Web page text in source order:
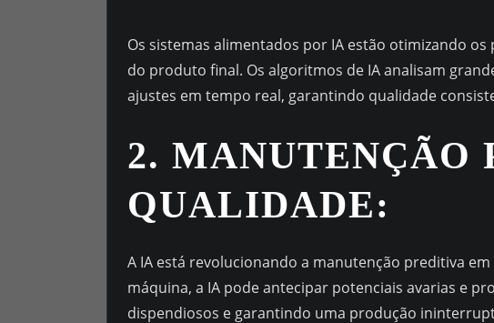
Os sistemas alimentados por IA estão otimizando
do produto final. Os algoritmos de IA analisam
ajustes em tempo real, garantindo qualidade
2. MANUTENÇÃO
QUALIDADE:
A IA está revolucionando a manutenção preditiva
máquina, a IA pode antecipar potenciais avarias e
dispendiosos e garantindo uma produção